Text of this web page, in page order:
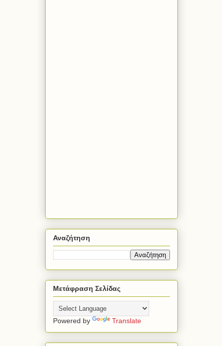
Αναζήτηση
Μετάφραση Σελίδας
Powered by Translate